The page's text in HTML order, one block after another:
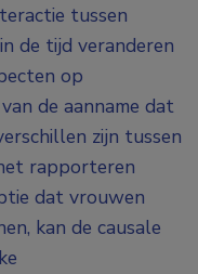
tussen
de tijd veranderen
op
de aanname dat
zijn tussen
rapporteren
dat vrouwen
kan de causale